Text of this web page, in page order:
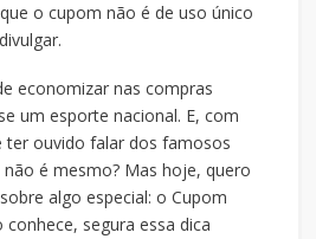
o cupom não é de uso único
economizar nas compras
um esporte nacional. E, com
ter ouvido falar dos famosos
é mesmo? Mas hoje, quero
algo especial: o Cupom
conhece, segura essa dica